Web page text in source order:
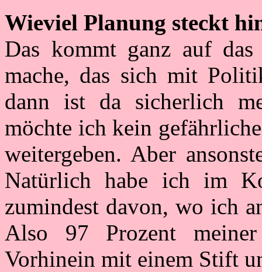
Wieviel Planung steckt
Das kommt ganz auf
mache, das sich mit
dann ist da sicherlich
möchte ich kein
weitergeben. Aber
Natürlich habe ich im
zumindest davon, wo ich
Also 97 Prozent
Vorhinein mit einem Stift